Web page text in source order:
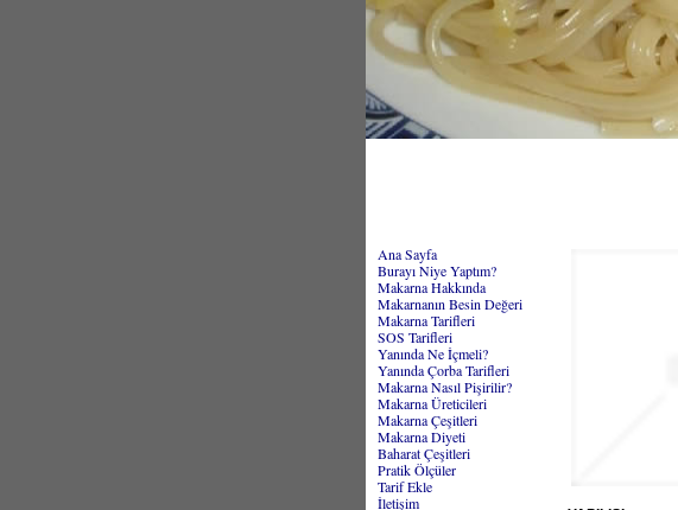
Ana Sayfa
Burayı Niye Yaptım?
Makarna Hakkında
Makarnanın Besin Değeri
Makarna Tarifleri
SOS Tarifleri
Yanında Ne İçmeli?
Yanında Çorba Tarifleri
Makarna Nasıl Pişirilir?
Makarna Üreticileri
Makarna Çeşitleri
Makarna Diyeti
Baharat Çeşitleri
Pratik Ölçüler
Tarif Ekle
İletişim